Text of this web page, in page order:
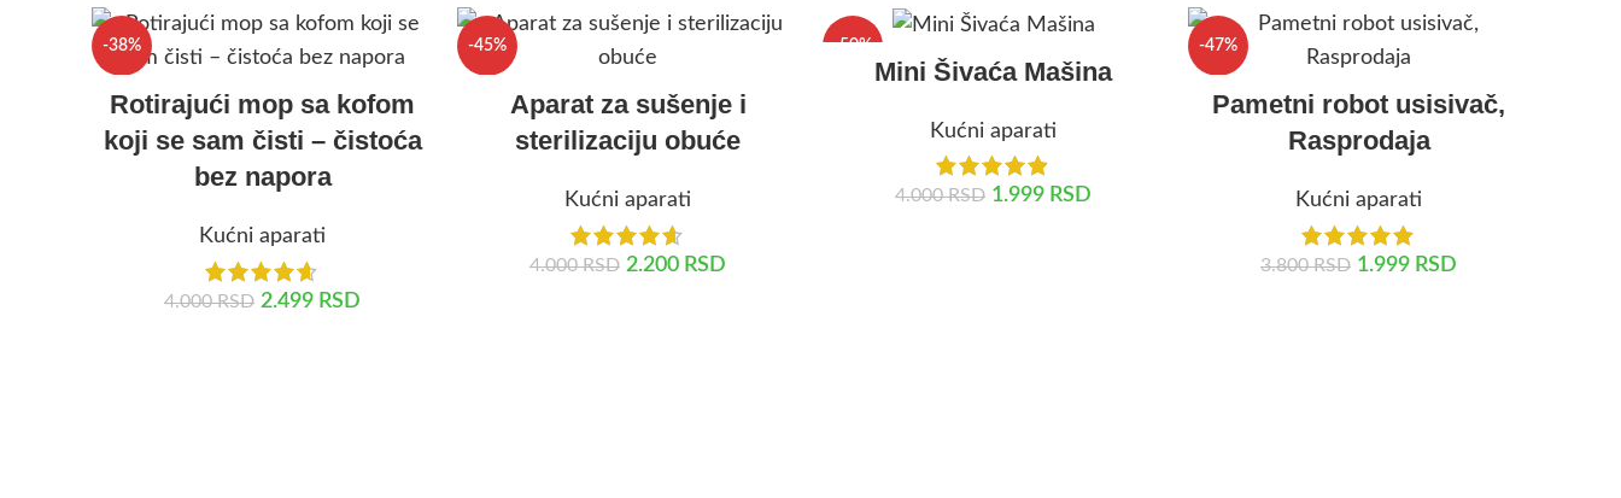
-38%
Rotirajući mop sa kofom
koji se sam čisti – čistoća
bez napora
Kućni aparati
4.000RSD 2.499 RSD
-45%
Aparat za sušenje i
sterilizaciju obuće
Kućni aparati
4.000RSD 2.200 RSD
-50%
Mini Šivaća Mašina
Kućni aparati
4.000RSD 1.999 RSD
-47%
Pametni robot usisivač,
Rasprodaja
Kućni aparati
3.800RSD 1.999 RSD